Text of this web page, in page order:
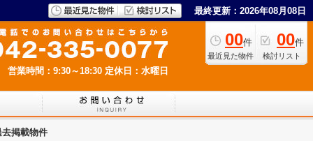
最終更新：2026年08月08日
00件
最近見た物件
00件
検討リスト
営業時間：9:30～18:30 定休日：水曜日
去掲載物件